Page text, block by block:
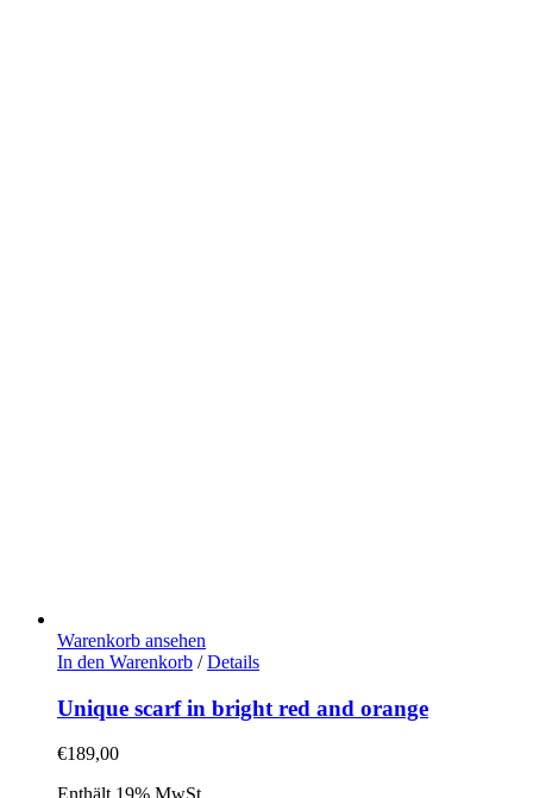
Warenkorb ansehen
In den Warenkorb / Details
Unique scarf in bright red and orange
€189,00